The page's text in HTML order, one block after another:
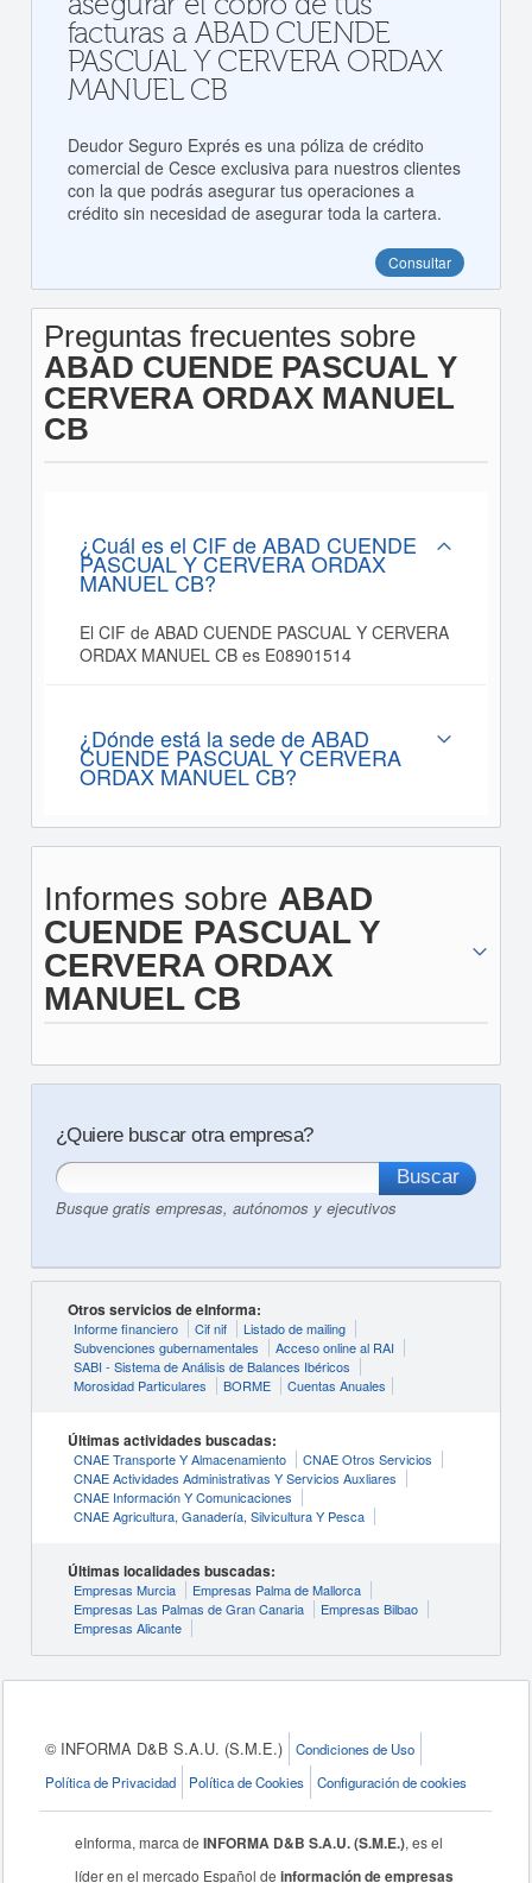
facturas a ABAD CUENDE
PASCUAL Y CERVERA ORDAX
MANUEL CB
Deudor Seguro Exprés es una póliza de crédito
comercial de Cesce exclusiva para nuestros clientes
con la que podrás asegurar tus operaciones a
crédito sin necesidad de asegurar toda la cartera.
Consultar
Preguntas frecuentes sobre
ABAD CUENDE PASCUAL Y
CERVERA ORDAX MANUEL
CB
¿Cuál es el CIF de ABAD CUENDE
PASCUAL Y CERVERA ORDAX
MANUEL CB?
El CIF de ABAD CUENDE PASCUAL Y CERVERA
ORDAX MANUEL CB es E08901514
¿Dónde está la sede de ABAD
CUENDE PASCUAL Y CERVERA
ORDAX MANUEL CB?
Informes sobre ABAD
CUENDE PASCUAL Y
CERVERA ORDAX
MANUEL CB
¿Quiere buscar otra empresa?
Busque gratis empresas, autónomos y ejecutivos
Otros servicios de eInforma:
Informe financiero Cif nif
Listado de mailing
Subvenciones gubernamentales
Acceso online al RAI
SABI - Sistema de Análisis de Balances Ibéricos
Morosidad Particulares
BORME Cuentas Anuales
Últimas actividades buscadas:
CNAE Transporte Y Almacenamiento
CNAE Otros Servicios
CNAE Actividades Administrativas Y Servicios Auxliares
CNAE Información Y Comunicaciones
CNAE Agricultura, Ganadería, Silvicultura Y Pesca
Últimas localidades buscadas:
Empresas Murcia
Empresas Palma de Mallorca
Empresas Las Palmas de Gran Canaria
Empresas Bilbao
Empresas Alicante
© INFORMA D&B S.A.U. (S.M.E.)
Condiciones de Uso
Política de Privacidad
Política de Cookies Configuración de cookies
eInforma, marca deINFORMA D&B S.A.U. (S.M.E.), es el
líder en el mercado Español deinformación de empresas